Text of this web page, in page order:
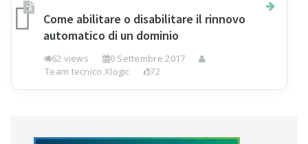
Come abilitare o disabilitare il rinnovo
automatico di un dominio
462 views
20 Settembre 2017
Team tecnico Xlogic
172